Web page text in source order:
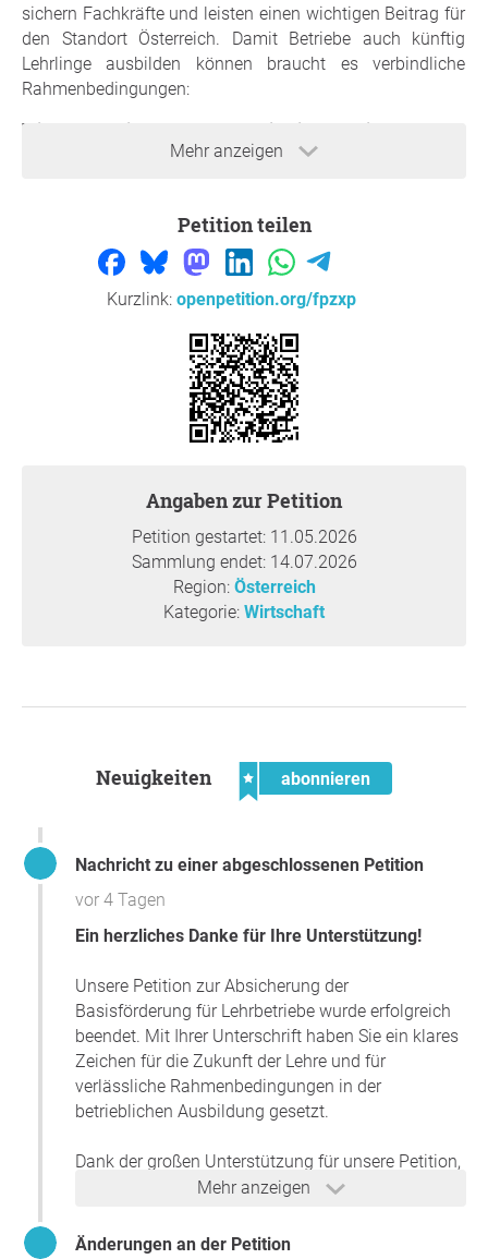
Mehr anzeigen
sichern Fachkräfte und leisten einen wichtigen Beitrag für
den Standort Österreich. Damit Betriebe auch künftig
Lehrlinge ausbilden können braucht es verbindliche
Rahmenbedingungen:
Wir fordern eine klare und verbindliche Absicherung der
für Lehrbetriebe.
dauerhaft gesichert
verbindlich im Bundesbudget verankert
vor allem aus der laufenden politischen Diskussion
herausgenommen werden.
Betriebe brauchen Planungssicherheit, um ihrer
Verantwortung in der Ausbildung weiterhin
nachkommen zu können.
weiterzuentwickeln. Ziel muss ein klares, verständliches
tatsächlichen Ausbildungsinvestitionen der Betriebe
anerkennt und unterstützt.
Eine Abschaffung der Basisförderung sowie auch eine
Die Zahl der Ausbildungsbetriebe wird sinken
die Kosten für alternative Ausbildungsformen
werden deutlich steigen
mit der bestehenden Förderung.
System für Wirtschaft und Gesellschaft. Sie funktioniert
übernehmen. Diese Bereitschaft ist vorhanden – sie
braucht jedoch stabile und verlässliche
Rahmenbedingungen.
Begründung
österreichischen Bildungs- und Wirtschaftssystems. Rund
100.000 Lehrlinge werden aktuell in Österreich
ausgebildet, mehr als 27.000 Betriebe übernehmen diese
Verantwortung.
Petition teilen
Kurzlink: openpetition.org/fpzxp
Angaben zur Petition
Petition gestartet: 11.05.2026
Sammlung endet: 14.07.2026
Region: Österreich
Kategorie: Wirtschaft
Neuigkeiten abonnieren
Nachricht zu einer abgeschlossenen Petition
vor 4 Tagen
Mehr anzeigen
Ein herzliches Danke für Ihre Unterstützung!
Unsere Petition zur Absicherung der
Basisförderung für Lehrbetriebe wurde erfolgreich
beendet. Mit Ihrer Unterschrift haben Sie ein klares
Zeichen für die Zukunft der Lehre und für
verlässliche Rahmenbedingungen in der
betrieblichen Ausbildung gesetzt.
Dank der großen Unterstützung für unsere Petition,
unseres öffentlichen Aufrufs und des intensiven
Wirtschaft, Energie und Tourismus sowie dem für
Änderungen an der Petition